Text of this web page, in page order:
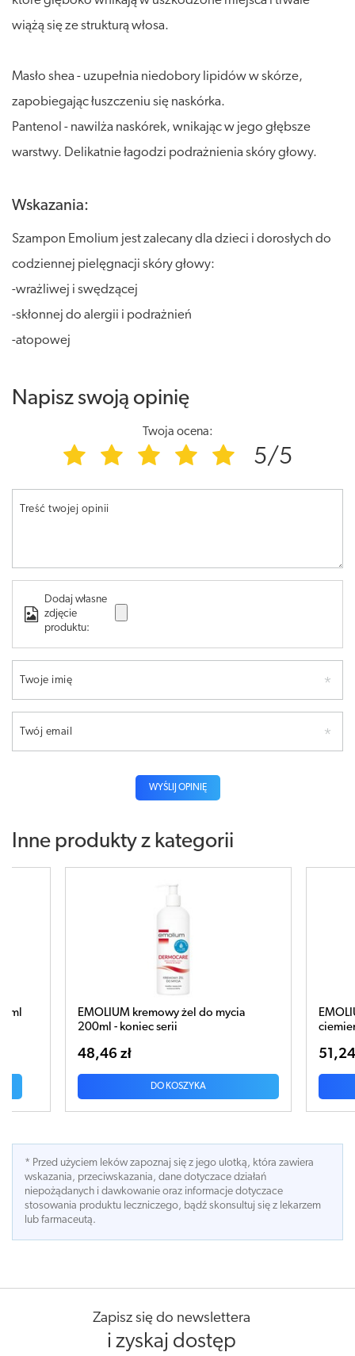
wiążą się ze strukturą włosa.
Masło shea - uzupełnia niedobory lipidów w skórze,
zapobiegając łuszczeniu się naskórka.
Pantenol - nawilża naskórek, wnikając w jego głębsze
warstwy. Delikatnie łagodzi podrażnienia skóry głowy.
Wskazania:
Szampon Emolium jest zalecany dla dzieci i dorosłych do
codziennej pielęgnacji skóry głowy:
-wrażliwej i swędzącej
-skłonnej do alergii i podrażnień
-atopowej
Napisz swoją opinię
Twoja ocena:
5/5
Treść twojej opinii
Dodaj własne
zdjęcie
produktu:
Twoje imię
Twój email
WYŚLIJ OPINIĘ
Inne produkty z kategorii
EMOLIUM kremowy żel do mycia
200ml - koniec serii
48,46 zł
DO KOSZYKA
EMOLIUM
ciemieniuchę
* Przed użyciem leków zapoznaj się z jego ulotką, która zawiera
wskazania, przeciwskazania, dane dotyczace działań
niepożądanych i dawkowanie oraz informacje dotyczace
stosowania produktu leczniczego, bądź skonsultuj się z lekarzem
lub farmaceutą.
Zapisz się do newslettera
i zyskaj dostęp